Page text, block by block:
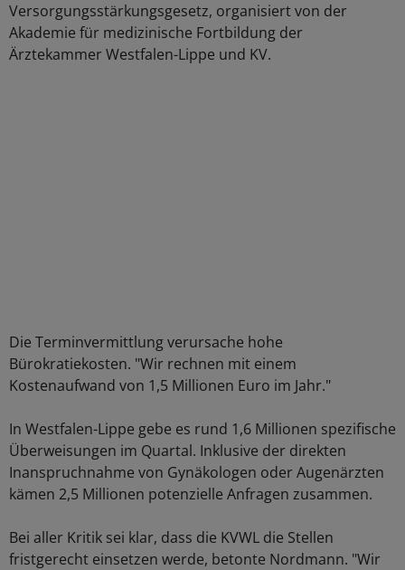
Versorgungsstärkungsgesetz, organisiert von der
Akademie für medizinische Fortbildung der
Ärztekammer Westfalen-Lippe und KV.
Die Terminvermittlung verursache hohe
Bürokratiekosten. "Wir rechnen mit einem
Kostenaufwand von 1,5 Millionen Euro im Jahr."
In Westfalen-Lippe gebe es rund 1,6 Millionen spezifische
Überweisungen im Quartal. Inklusive der direkten
Inanspruchnahme von Gynäkologen oder Augenärzten
kämen 2,5 Millionen potenzielle Anfragen zusammen.
Bei aller Kritik sei klar, dass die KVWL die Stellen
fristgerecht einsetzen werde, betonte Nordmann. "Wir